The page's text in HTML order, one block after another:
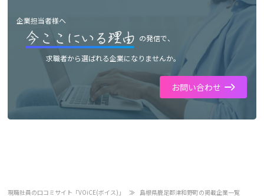
企業担当者様へ
の発信で、
求職者から選ばれる企業になりませんか。
お問い合わせ
現職社員の口コミサイト「VOiCE(ボイス)」 島根県鹿足郡津和野町の掲載企業一覧